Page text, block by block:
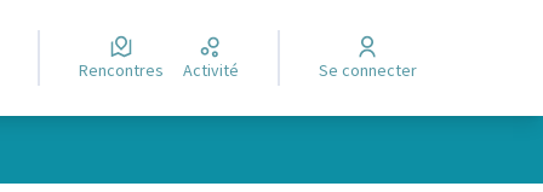
Rencontres Activité Se connecter